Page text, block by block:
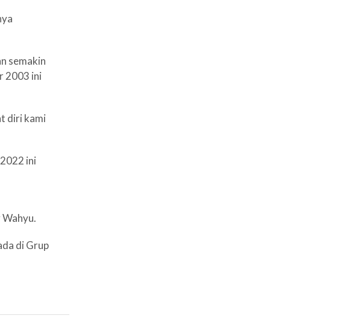
semakin
2003 ini
diri kami
ini
di Grup